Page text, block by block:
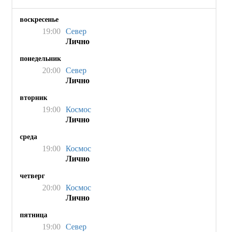
воскресенье
19:00 Север
Лично
понедельник
20:00 Север
Лично
вторник
19:00 Космос
Лично
среда
19:00 Космос
Лично
четверг
20:00 Космос
Лично
пятница
19:00 Север